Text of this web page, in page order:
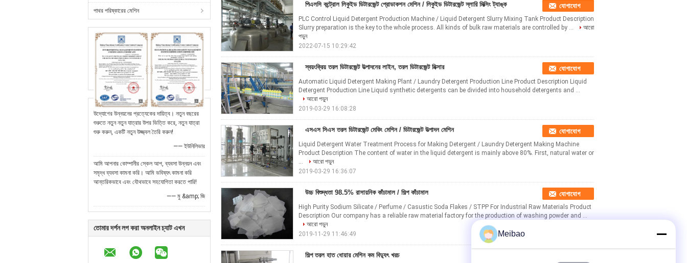
পাথর পরিষ্কারের মেশিন
উদ্যোগের উন্নয়নের প্রত্যেকের দায়িত্ব। নতুন বছরের
শুরুতে নতুন নতুন যাত্রার উপর ভিত্তি করে, নতুন যাত্রা
শুরু করুন, একটি নতুন উজ্জ্বল তৈরি করুন!
—— ইউনিলিভার
আমি আপনার কোম্পানীর স্কেল আপ, ব্যবসা উন্নয়ন এবং
সমৃদ্ধ ব্যবসা কামনা করি। আমি ভবিষ্যৎ কামনা করি
আন্তরিকভাবে এবং যৌথভাবে সহযোগিতা করতে পারি!
—— মু &amp; জি
তোমার দর্শন লগ করা অনলাইন চ্যাট এখন
পিএলসি কন্ট্রোল লিকুইড ডিটারজেন্ট প্রোডাকশন মেশিন / লিকুইড ডিটারজেন্ট স্লারি মিক্সিং ট্যাঙ্ক যোগাযোগ
PLC Control Liquid Detergent Production Machine / Liquid Detergent Slurry Mixing Tank Product Description
Slurry preparation is the key to the whole process. All kinds of bulk raw materials are controlled by ...
আরো
পড়ুন
2022-07-15 10:29:42
স্বয়ংক্রিয় তরল ডিটারজেন্ট উত্পাদনের লাইন, তরল ডিটারজেন্ট মিক্সার যোগাযোগ
Automatic Liquid Detergent Making Plant / Laundry Detergent Production Line Product Description Liquid
Detergent Production Line Liquid synthetic detergents can be divided into household detergents and ...
আরো পড়ুন
2019-03-29 16:08:28
এসএস সিএস তরল ডিটারজেন্ট মেকিং মেশিন / ডিটারজেন্ট উত্পাদন মেশিন যোগাযোগ
Liquid Detergent Water Treatment Process for Making Detergent / Laundry Detergent Making Machine
Product Description The content of water in the liquid detergent is mainly above 80%. First, natural water or
...
আরো পড়ুন
2019-03-29 16:36:07
উচ্চ বিশুদ্ধতা 98.5% রাসায়নিক কাঁচামাল / শিল্প কাঁচামাল যোগাযোগ
High Purity Sodium Silicate / Perfume / Casustic Soda Flakes / STPP For Industrial Raw Materials Product
Description Our company has a reliable raw material factory for the production of washing powder and ...
আরো পড়ুন
2019-11-29 11:46:49
শিল্প তরল হাত ধোয়ার মেশিন কম বিদ্যুৎ খরচ
Meibao